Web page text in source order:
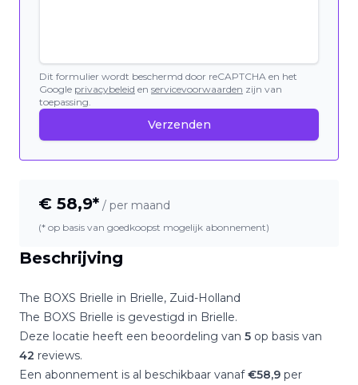
Beschrijving
The BOXS Brielle in Brielle, Zuid-Holland
The BOXS Brielle is gevestigd in Brielle.
Deze locatie heeft een beoordeling van 5 op basis van
42 reviews.
Een abonnement is al beschikbaar vanaf€58,9 per
Dit formulier wordt beschermd door reCAPTCHA en het
Google privacybeleid en servicevoorwaarden zijn van
toepassing.
Verzenden
€ 58,9* / per maand
(* op basis van goedkoopst mogelijk abonnement)